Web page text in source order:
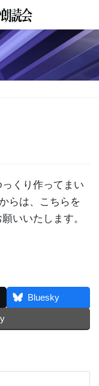
くり作ってまい
らは、こちらを
いいたします。
Bluesky